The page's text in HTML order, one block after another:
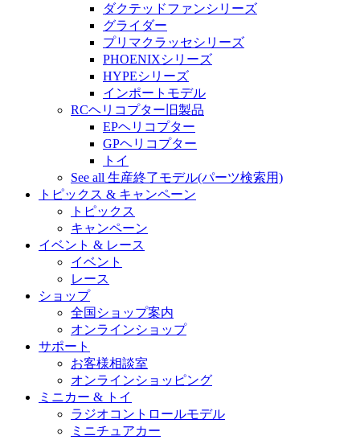
ダクテッドファンシリーズ
グライダー
プリマクラッセシリーズ
PHOENIXシリーズ
HYPEシリーズ
インポートモデル
RCヘリコプター旧製品
EPヘリコプター
GPヘリコプター
トイ
See all 生産終了モデル(パーツ検索用)
トピックス & キャンペーン
トピックス
キャンペーン
イベント & レース
イベント
レース
ショップ
全国ショップ案内
オンラインショップ
サポート
お客様相談室
オンラインショッピング
ミニカー & トイ
ラジオコントロールモデル
ミニチュアカー